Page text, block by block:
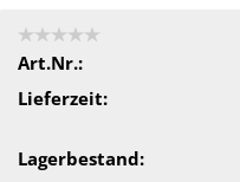
Art.Nr.:
Lieferzeit:
Lagerbestand: